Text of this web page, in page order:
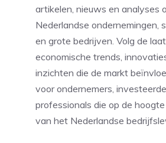
artikelen, nieuws en analyses
Nederlandse ondernemingen,
en grote bedrijven. Volg de
economische trends,
inzichten die de markt
voor ondernemers,
professionals die op de
van het Nederlandse